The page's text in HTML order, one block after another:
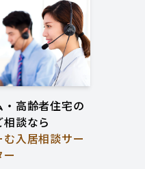
高齢者住宅の
談なら
入居相談サー